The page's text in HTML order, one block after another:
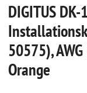
DIGITUS
50575),
Orange